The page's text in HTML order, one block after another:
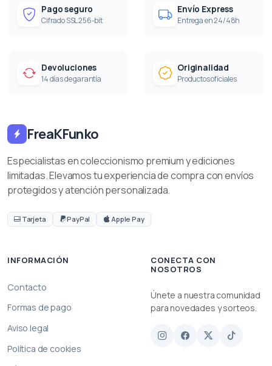
Pago seguro
Cifrado SSL 256-bit
Envío Express
Entrega en 24/48h
Devoluciones
14 días de garantía
Originalidad
Productos oficiales
FreaKFunko
Especialistas en coleccionismo premium y ediciones
limitadas. Elevamos tu experiencia de compra con envíos
protegidos y atención personalizada.
Tarjeta PayPal Apple Pay
INFORMACIÓN
Contacto
Formas de pago
Aviso legal
Política de cookies
CONECTA CON
NOSOTROS
Únete a nuestra comunidad
para novedades y sorteos.